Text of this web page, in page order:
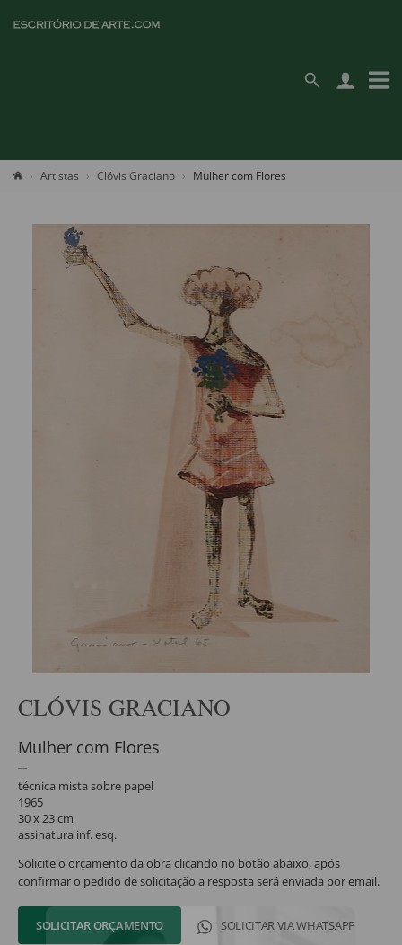
Artistas Clóvis Graciano Mulher com Flores
CLÓVIS GRACIANO
Mulher com Flores
técnica mista sobre papel
1965
30 x 23 cm
assinatura inf. esq.
Solicite o orçamento da obra clicando no botão abaixo, após
confirmar o pedido de solicitação a resposta será enviada por email.
SOLICITAR ORÇAMENTO SOLICITAR VIA WHATSAPP